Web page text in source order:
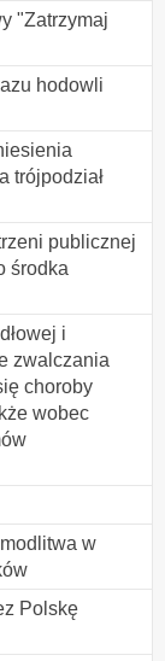
"Zatrzymaj
hodowli
trójpodział
publicznej
środka
i
zwalczania
choroby
wobec
w
Polskę